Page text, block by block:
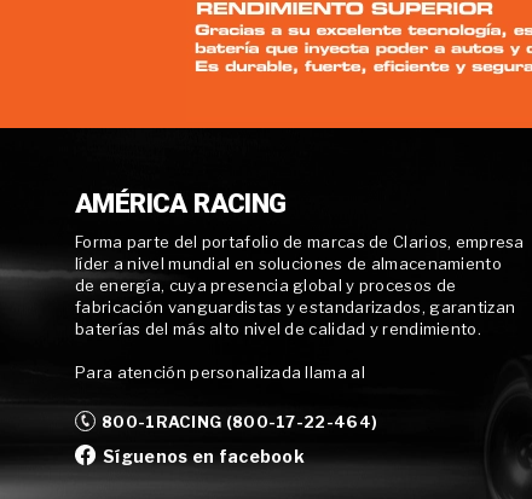
AMÉRICA RACING
Forma parte del portafolio de marcas de Clarios, empresa
líder a nivel mundial en soluciones de almacenamiento
de energía, cuya presencia global y procesos de
fabricación vanguardistas y estandarizados, garantizan
baterías del más alto nivel de calidad y rendimiento.
Para atención personalizada llama al
800-1RACING (800-17-22-464)
Síguenos en facebook